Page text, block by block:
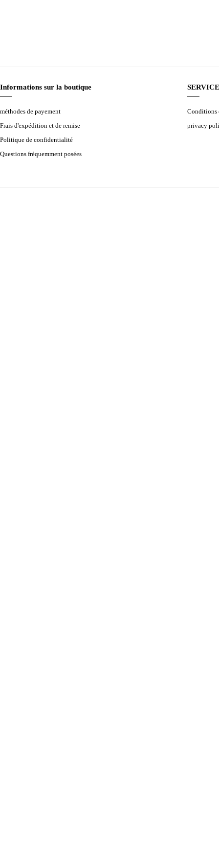
Informations sur la boutique
méthodes de payement
Frais d'expédition et de remise
Politique de confidentialité
Questions fréquemment posées
Conditions
privacy